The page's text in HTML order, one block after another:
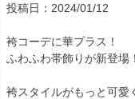
投稿日：2024/01/12
袴コーデに華プラス！
ふわふわ帯飾りが新登場！
袴スタイルがもっと可愛